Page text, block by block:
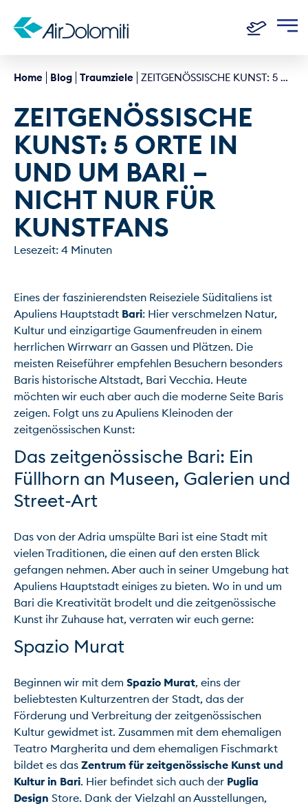
Home Blog Traumziele ZEITGENÖSSISCHE KUNST: 5 ORTE IN UND UM BARI - NICHT NUR FÜR KUNSTFANS
ZEITGENÖSSISCHE
KUNST: 5 ORTE IN
UND UM BARI –
NICHT NUR FÜR
KUNSTFANS
Lesezeit: 4 Minuten
Eines der faszinierendsten Reiseziele Süditaliens ist
Apuliens Hauptstadt Bari: Hier verschmelzen Natur,
Kultur und einzigartige Gaumenfreuden in einem
herrlichen Wirrwarr an Gassen und Plätzen. Die
meisten Reiseführer empfehlen Besuchern besonders
Baris historische Altstadt, Bari Vecchia. Heute
möchten wir euch aber auch die moderne Seite Baris
zeigen. Folgt uns zu Apuliens Kleinoden der
Das zeitgenössische Bari: Ein
Füllhorn an Museen, Galerien und
Street-Art
Das von der Adria umspülte Bari ist eine Stadt mit
vielen Traditionen, die einen auf den ersten Blick
gefangen nehmen. Aber auch in seiner Umgebung hat
Apuliens Hauptstadt einiges zu bieten. Wo in und um
Bari die Kreativität brodelt und die zeitgenössische
Spazio Murat
Beginnen wir mit dem Spazio Murat, eins der
beliebtesten Kulturzentren der Stadt, das der
Förderung und Verbreitung der zeitgenössischen
Kultur gewidmet ist. Zusammen mit dem ehemaligen
Teatro Margherita und dem ehemaligen Fischmarkt
bildet es das Zentrum für zeitgenössische Kunst und
Kultur in Bari. Hier befindet sich auch der Puglia
Design Store. Dank der Vielzahl an Ausstellungen,